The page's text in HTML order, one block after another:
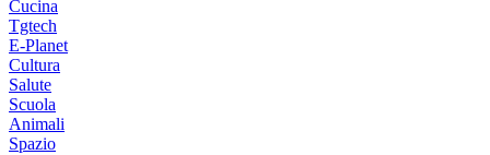
Cucina
Tgtech
E-Planet
Cultura
Salute
Scuola
Animali
Spazio